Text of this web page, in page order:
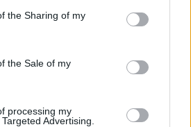
usage behaviour. You may click to
Google and its third-party tags to
specified purposes in below Google
the Sharing of my
the Sale of my
processing my
Advertising.